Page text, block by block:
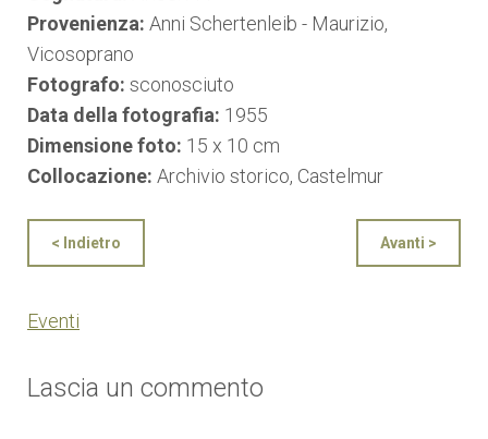
Provenienza: Anni Schertenleib - Maurizio,
Vicosoprano
Fotografo: sconosciuto
Data della fotografia: 1955
Dimensione foto: 15 x 10 cm
Collocazione: Archivio storico, Castelmur
< Indietro Avanti >
Eventi
Lascia un commento